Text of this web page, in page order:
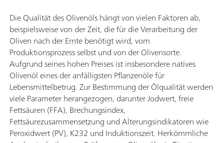
Die Qualität des Olivenöls hängt von vielen Faktoren ab,
beispielsweise von der Zeit, die für die Verarbeitung der
Oliven nach der Ernte benötigt wird, vom
Produktionsprozess selbst und von der Olivensorte.
Aufgrund seines hohen Preises ist insbesondere natives
Olivenöl eines der anfälligsten Pflanzenöle für
Lebensmittelbetrug. Zur Bestimmung der Ölqualität werden
viele Parameter herangezogen, darunter Jodwert, freie
Fettsäuren (FFA), Brechungsindex,
Fettsäurezusammensetzung und Alterungsindikatoren wie
Peroxidwert (PV), K232 und Induktionszeit. Herkömmliche